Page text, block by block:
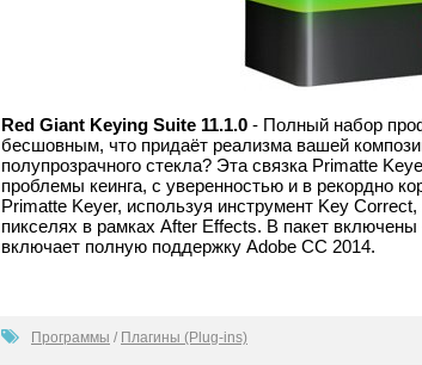
Red Giant Keying Suite 11.1.0 - Полный набор
бесшовным, что придаёт реализма вашей
полупрозрачного стекла? Эта связка Primatte
проблемы кеинга, с уверенностью и в рекордно
Primatte Keyer, используя инструмент Key
пикселях в рамках After Effects. В пакет
включает полную поддержку Adobe СС 2014.
Программы / Плагины (Plug-ins)